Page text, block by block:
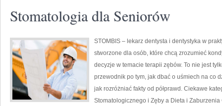
Stomatologia dla Seniorów
STOMBIS – lekarz dentysta i dentystyka w
stworzone dla osób, które chcą zrozumieć
decyzje w temacie terapii zębów. To nie jest
przewodnik po tym, jak dbać o uśmiech na co
jak rozróżniać fakty od półprawd. Ciekawe
Stomatologicznego i Zęby a Dieta i